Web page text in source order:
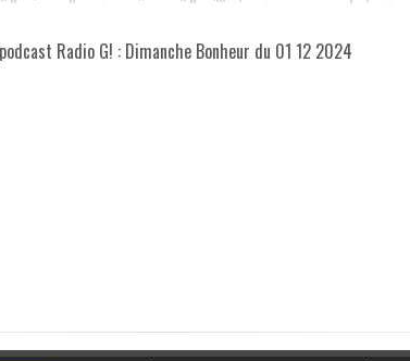
Radio G! : Dimanche Bonheur du 01 12 2024